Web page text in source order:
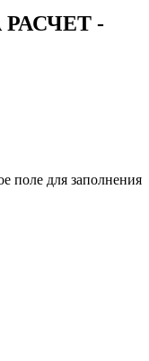
-
поле для заполнения